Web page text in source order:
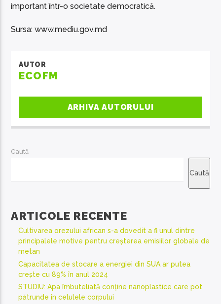
important într-o societate democratică.
Sursa: www.mediu.gov.md
AUTOR
ECOFM
ARHIVA AUTORULUI
Caută
Caută
ARTICOLE RECENTE
Cultivarea orezului african s-a dovedit a fi unul dintre
principalele motive pentru creșterea emisiilor globale de
metan
Capacitatea de stocare a energiei din SUA ar putea
crește cu 89% în anul 2024
STUDIU: Apa îmbuteliată conține nanoplastice care pot
pătrunde în celulele corpului